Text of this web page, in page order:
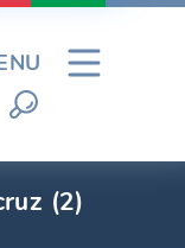
(2)